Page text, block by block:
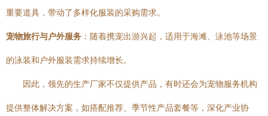
重要道具，带动了多样化服装的采购需求。
宠物旅行与户外服务 ：随着携宠出游兴起，适用于海滩、泳池等场景
的泳装和户外服装需求持续增长。
因此，领先的生产厂家不仅提供产品，有时还会为宠物服务机构
提供整体解决方案，如搭配推荐、季节性产品套餐等，深化产业协